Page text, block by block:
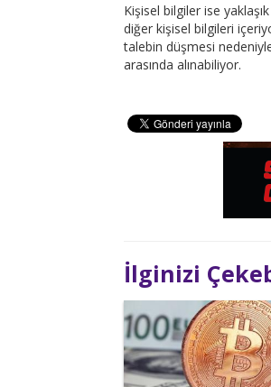
Kişisel bilgiler ise
diğer kişisel bilgileri
talebin düşmesi
arasında alınabiliyor.
İlginizi